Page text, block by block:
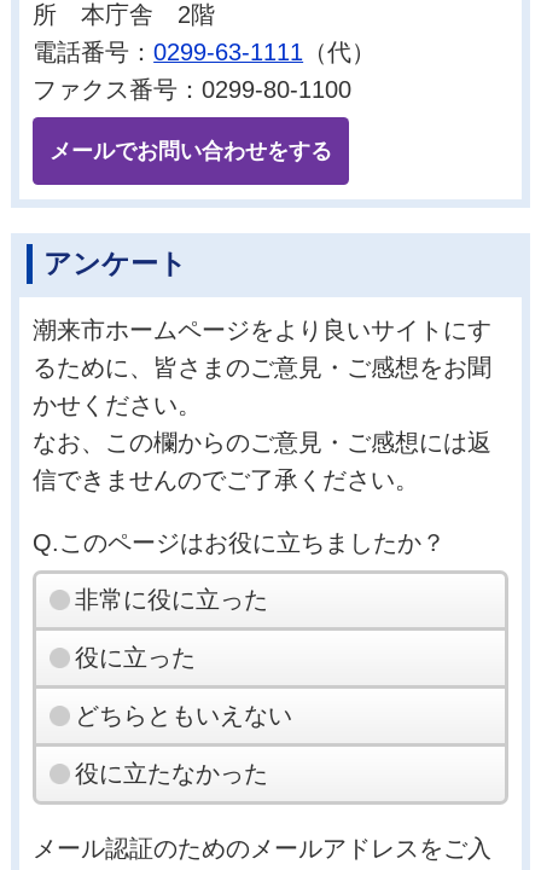
所 本庁舎 2階
電話番号：0299-63-1111 （代）
ファクス番号：0299-80-1100
メールでお問い合わせをする
アンケート
潮来市ホームページをより良いサイトにす
るために、皆さまのご意見・ご感想をお聞
かせください。
なお、この欄からのご意見・ご感想には返
信できませんのでご了承ください。
Q.このページはお役に立ちましたか？
非常に役に立った
役に立った
どちらともいえない
役に立たなかった
メール認証のためのメールアドレスをご入